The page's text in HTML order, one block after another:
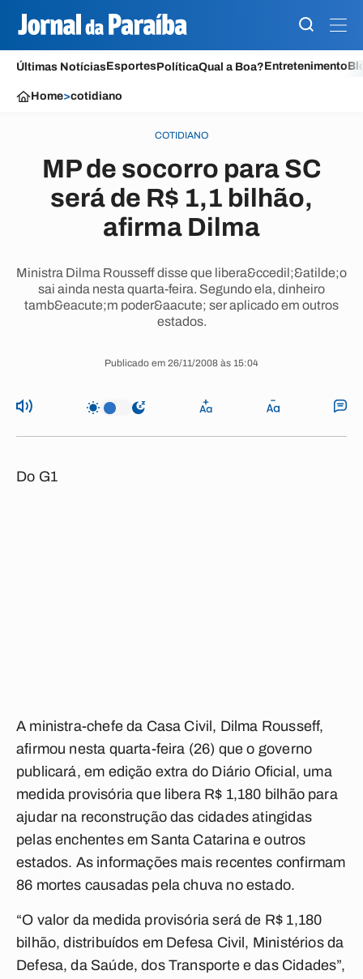
Últimas NotíciasEsportesPolíticaQual a Boa?Entretenimento
Home>cotidiano
COTIDIANO
MP de socorro para SC
será de R$ 1,1 bilhão,
afirma Dilma
Ministra Dilma Rousseff disse que libera&ccedil;&atilde;o
sai ainda nesta quarta-feira. Segundo ela, dinheiro
tamb&eacute;m poder&aacute; ser aplicado em outros
estados.
Publicado em 26/11/2008 às 15:04
Do G1
A ministra-chefe da Casa Civil, Dilma Rousseff,
afirmou nesta quarta-feira (26) que o governo
publicará, em edição extra do Diário Oficial, uma
medida provisória que libera R$ 1,180 bilhão para
ajudar na reconstrução das cidades atingidas
pelas enchentes em Santa Catarina e outros
estados. As informações mais recentes confirmam
86 mortes causadas pela chuva no estado.
“O valor da medida provisória será de R$ 1,180
bilhão, distribuídos em Defesa Civil, Ministérios da
Defesa, da Saúde, dos Transporte e das Cidades”,